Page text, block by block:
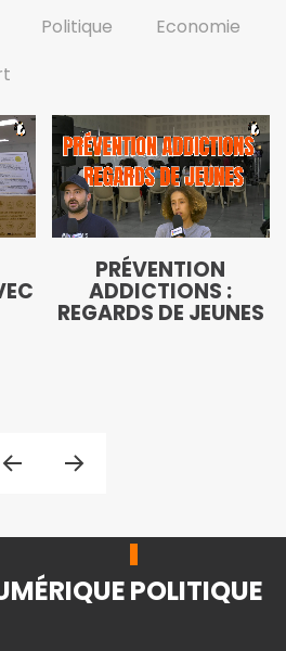
Politique
Economie
PRÉVENTION
ADDICTIONS :
REGARDS DE JEUNES
POLITIQUE